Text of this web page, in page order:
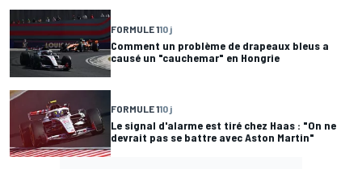
FORMULE 110 j
Comment un problème de drapeaux bleus a
causé un "cauchemar" en Hongrie
FORMULE 110 j
Le signal d'alarme est tiré chez Haas : "On ne
devrait pas se battre avec Aston Martin"